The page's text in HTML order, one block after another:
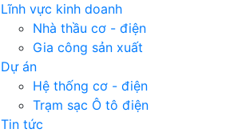
Lĩnh vực kinh doanh
Nhà thầu cơ - điện
Gia công sản xuất
Dự án
Hệ thống cơ - điện
Trạm sạc Ô tô điện
Tin tức